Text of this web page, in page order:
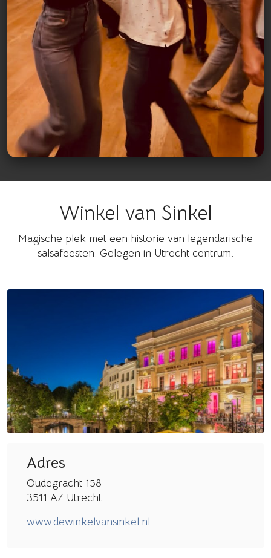
Bekijk op InstagramWinkel van Sinkel
Magische plek met een historie van legendarische
salsafeesten. Gelegen in Utrecht centrum.
Adres
Oudegracht 158
3511 AZ Utrecht
www.dewinkelvansinkel.nl